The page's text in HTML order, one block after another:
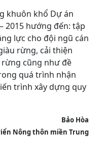
khuôn khổ Dự án
2015 hướng đến: tập
lực cho đội ngũ cán
rừng, cải thiện
cũng như đề
quá trình nhận
trình xây dựng quy
Bảo Hòa
Nông thôn miền Trung